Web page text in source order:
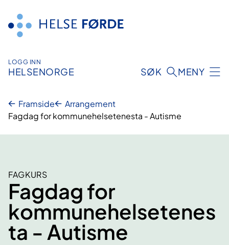
innhald
LOGG INN
HELSENORGE SØK MENY
Framside
Arrangement
Fagdag for kommunehelsetenesta - Autisme
FAGKURS
Fagdag for
kommunehelsetenes
ta - Autisme